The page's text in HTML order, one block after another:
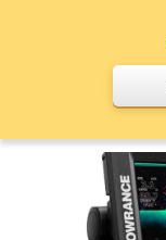
Echoloty na loď